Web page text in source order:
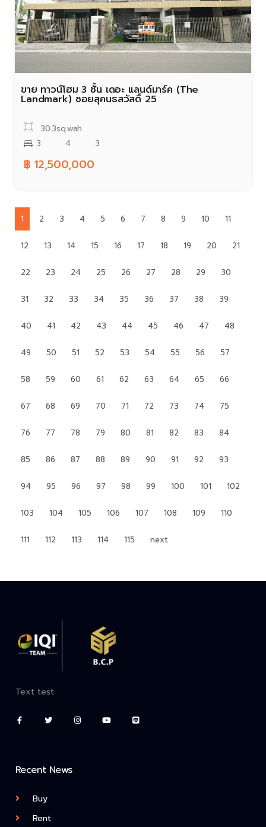
ขาย ทาวน์โฮม 3 ชั้น เดอะ แลนด์มาร์ค (The
Landmark) ซอยสุคนธสวัสดิ์ 25
30.3sq.wah
3
4 3
฿ 12,500,000
1 2 3 4 5 6 7 8 9 10 11
12 13 14 15 16 17 18 19 20 21
22 23 24 25 26 27 28 29 30
31 32 33 34 35 36 37 38 39
40 41 42 43 44 45 46 47 48
49 50 51 52 53 54 55 56 57
58 59 60 61 62 63 64 65 66
67 68 69 70 71 72 73 74 75
76 77 78 79 80 81 82 83 84
85 86 87 88 89 90 91 92 93
94 95 96 97 98 99 100 101 102
103 104 105 106 107 108 109 110
111 112 113 114 115 next
Text test
Recent News
Buy
Rent